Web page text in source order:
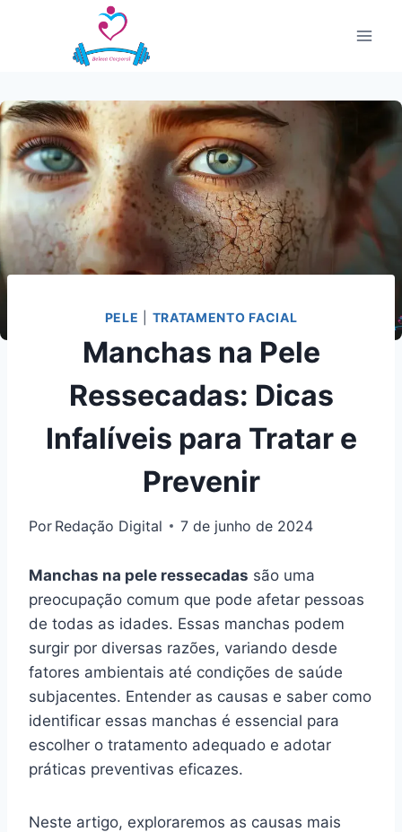
PELE TRATAMENTO FACIAL
Manchas na Pele
Ressecadas: Dicas
Infalíveis para Tratar e
Prevenir
Por Redação Digital 7 de junho de 2024
Manchas na pele ressecadas são uma
preocupação comum que pode afetar pessoas
de todas as idades. Essas manchas podem
surgir por diversas razões, variando desde
fatores ambientais até condições de saúde
subjacentes. Entender as causas e saber como
identificar essas manchas é essencial para
escolher o tratamento adequado e adotar
práticas preventivas eficazes.
Neste artigo, exploraremos as causas mais